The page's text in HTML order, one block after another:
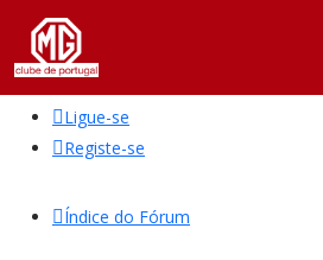
QUEM
SOMOS
Ligue-se
Registe-se
Índice do Fórum